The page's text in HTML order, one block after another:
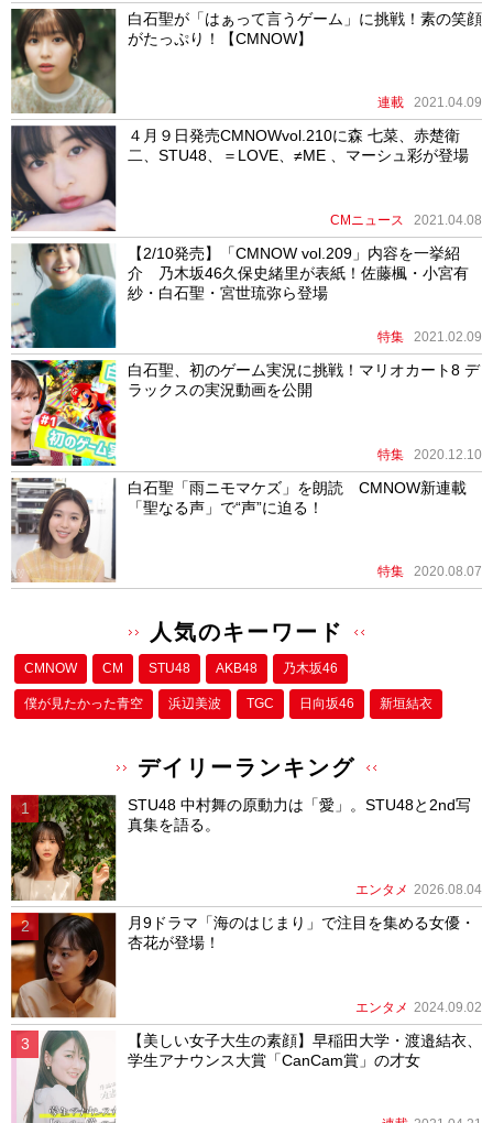
白石聖が「はぁって言うゲーム」に挑戦！素の笑顔
がたっぷり！【CMNOW】
連載 2021.04.09
４月９日発売CMNOWvol.210に森 七菜、赤楚衛
二、STU48、＝LOVE、≠ME 、マーシュ彩が登場
CMニュース 2021.04.08
【2/10発売】「CMNOW vol.209」内容を一挙紹
介 乃木坂46久保史緒里が表紙！佐藤楓・小宮有
紗・白石聖・宮世琉弥ら登場
特集 2021.02.09
白石聖、初のゲーム実況に挑戦！マリオカート8 デ
ラックスの実況動画を公開
特集 2020.12.10
白石聖「雨ニモマケズ」を朗読 CMNOW新連載
「聖なる声」で“声”に迫る！
特集 2020.08.07
人気のキーワード
CMNOW CM STU48 AKB48 乃木坂46
僕が⾒たかった⻘空 浜辺美波 TGC 日向坂46 新垣結衣
デイリーランキング
STU48 中村舞の原動力は「愛」。STU48と2nd写
真集を語る。
エンタメ 2026.08.04
月9ドラマ「海のはじまり」で注目を集める女優・
杏花が登場！
エンタメ 2024.09.02
【美しい女子大生の素顔】早稲田大学・渡邉結衣、
学生アナウンス大賞「CanCam賞」の才女